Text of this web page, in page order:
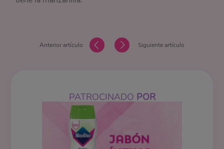
Anterior artículo Siguiente artículo
PATROCINADO POR